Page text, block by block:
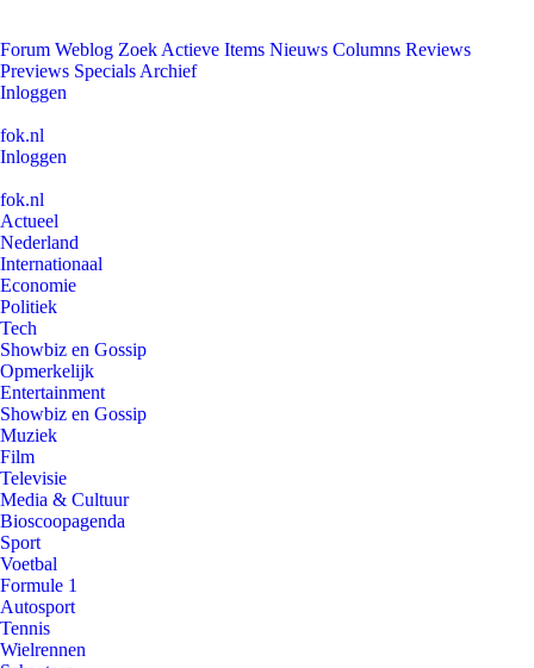
Forum Weblog Zoek Actieve Items Nieuws Columns Reviews
Previews Specials Archief
Inloggen
fok.nl
Inloggen
fok.nl
Actueel
Nederland
Internationaal
Economie
Politiek
Tech
Showbiz en Gossip
Opmerkelijk
Entertainment
Showbiz en Gossip
Muziek
Film
Televisie
Media & Cultuur
Bioscoopagenda
Sport
Voetbal
Formule 1
Autosport
Tennis
Wielrennen